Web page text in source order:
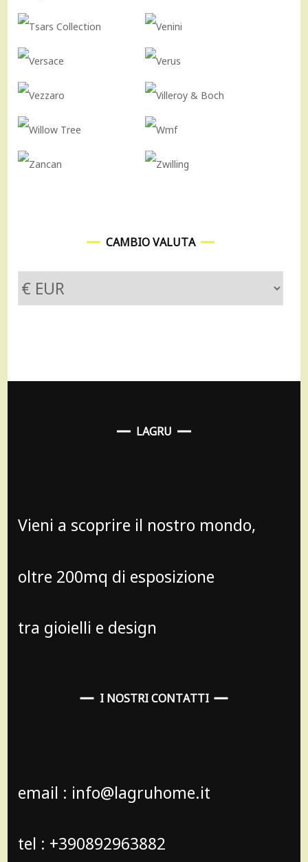
CAMBIO VALUTA
LAGRU
Vieni a scoprire il nostro mondo,
oltre 200mq di esposizione
tra gioielli e design
I NOSTRI CONTATTI
email : info@lagruhome.it
tel : +390892963882